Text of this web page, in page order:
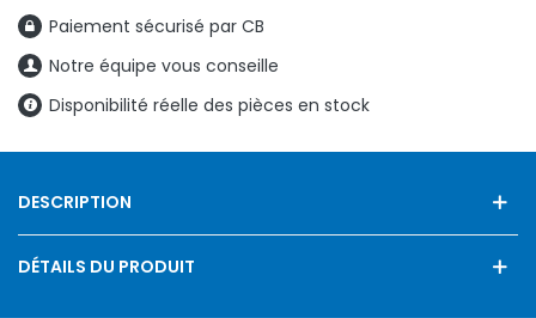
Paiement sécurisé par CB
Notre équipe vous conseille
Disponibilité réelle des pièces en stock
DESCRIPTION
DÉTAILS DU PRODUIT